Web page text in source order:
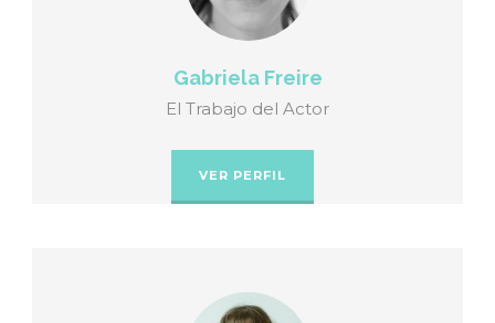
Gabriela Freire
El Trabajo del Actor
VER PERFIL